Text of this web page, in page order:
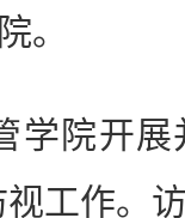
。
院开展
工作。